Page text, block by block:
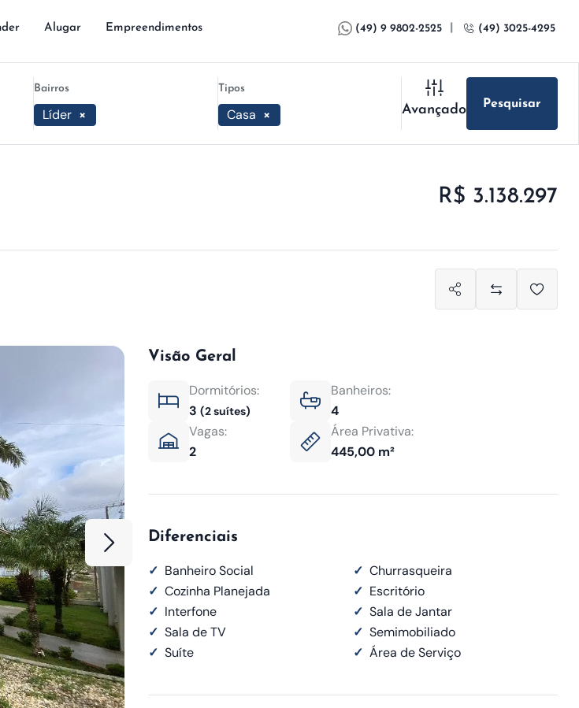
Alugar Empreendimentos (49) 9 9802-2525 | (49) 3025-4295
Bairros
×
Líder
Tipos
×
Casa Avançado Pesquisar
R$ 3.138.297
Visão Geral
Dormitórios:
3 (2 suítes)
Banheiros:
4
Vagas:
2
Área Privativa:
445,00 m²
Diferenciais
✓ Banheiro Social ✓ Churrasqueira
✓ Cozinha Planejada ✓ Escritório
✓ Interfone ✓ Sala de Jantar
✓ Sala de TV ✓ Semimobiliado
✓ Suíte ✓ Área de Serviço